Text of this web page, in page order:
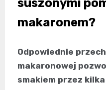
suszonymi
makaronem?
Odpowiednie
makaronowej
smakiem przez